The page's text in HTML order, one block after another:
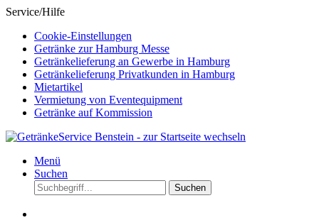
Service/Hilfe
Cookie-Einstellungen
Getränke zur Hamburg Messe
Getränkelieferung an Gewerbe in Hamburg
Getränkelieferung Privatkunden in Hamburg
Mietartikel
Vermietung von Eventequipment
Getränke auf Kommission
Menü
Suchen
Suchen